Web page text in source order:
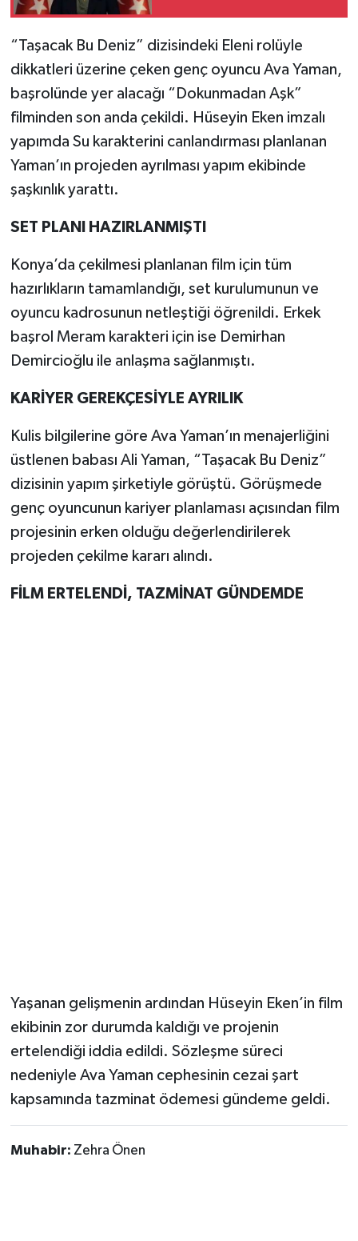
“Taşacak Bu Deniz” dizisindeki Eleni rolüyle
dikkatleri üzerine çeken genç oyuncu Ava Yaman,
başrolünde yer alacağı “Dokunmadan Aşk”
filminden son anda çekildi. Hüseyin Eken imzalı
yapımda Su karakterini canlandırması planlanan
Yaman’ın projeden ayrılması yapım ekibinde
şaşkınlık yarattı.
SET PLANI HAZIRLANMIŞTI
Konya’da çekilmesi planlanan film için tüm
hazırlıkların tamamlandığı, set kurulumunun ve
oyuncu kadrosunun netleştiği öğrenildi. Erkek
başrol Meram karakteri için ise Demirhan
Demircioğlu ile anlaşma sağlanmıştı.
KARİYER GEREKÇESİYLE AYRILIK
Kulis bilgilerine göre Ava Yaman’ın menajerliğini
üstlenen babası Ali Yaman, “Taşacak Bu Deniz”
dizisinin yapım şirketiyle görüştü. Görüşmede
genç oyuncunun kariyer planlaması açısından film
projesinin erken olduğu değerlendirilerek
projeden çekilme kararı alındı.
FİLM ERTELENDİ, TAZMİNAT GÜNDEMDE
Yaşanan gelişmenin ardından Hüseyin Eken’in film
ekibinin zor durumda kaldığı ve projenin
ertelendiği iddia edildi. Sözleşme süreci
nedeniyle Ava Yaman cephesinin cezai şart
kapsamında tazminat ödemesi gündeme geldi.
Muhabir: Zehra Önen
Siyaset
Sokak Hayvanlarını Sahiplendirme
Sonsöz Özel
Vasıta